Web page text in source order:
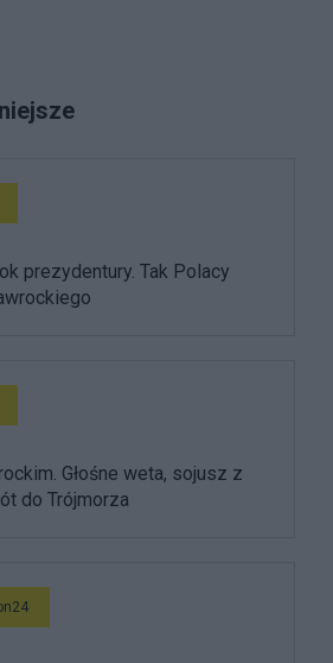
prezydentury. Tak Polacy
Głośne weta, sojusz z
do Trójmorza